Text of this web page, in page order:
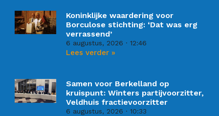
Koninklijke waardering voor
Borculose stichting: ‘Dat was erg
verrassend’
6 augustus, 2026 12:46
Lees verder »
Samen voor Berkelland op
kruispunt: Winters partijvoorzitter,
Veldhuis fractievoorzitter
6 augustus, 2026 10:33